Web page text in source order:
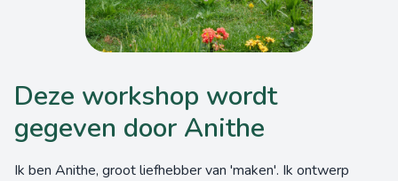
Deze workshop wordt
gegeven door Anithe
Ik ben Anithe, groot liefhebber van 'maken'. Ik ontwerp